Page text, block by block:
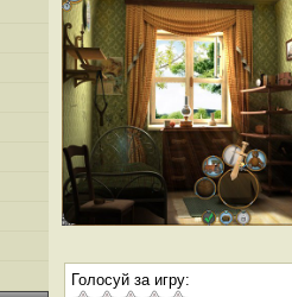
Голосуй за игру: